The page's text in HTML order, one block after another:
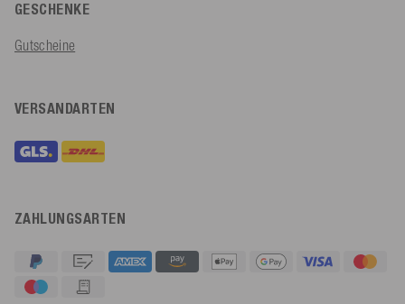
GESCHENKE
Gutscheine
VERSANDARTEN
ZAHLUNGSARTEN